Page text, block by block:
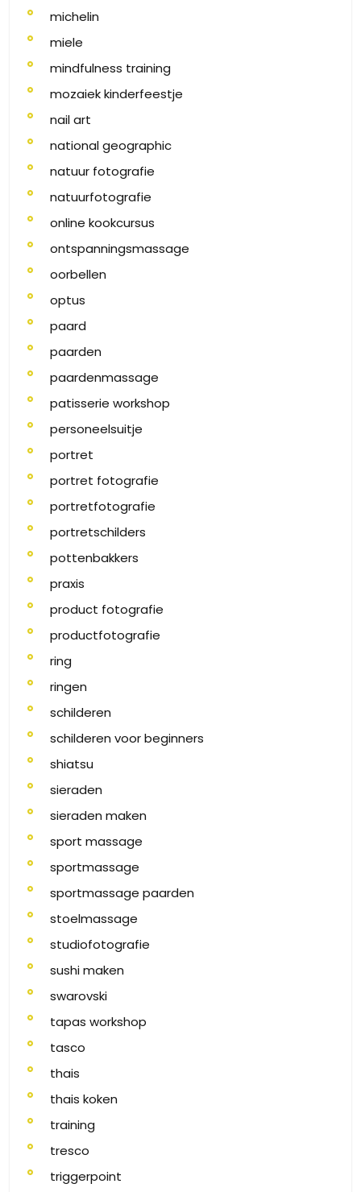
michelin
miele
mindfulness training
mozaiek kinderfeestje
nail art
national geographic
natuur fotografie
natuurfotografie
online kookcursus
ontspanningsmassage
oorbellen
optus
paard
paarden
paardenmassage
patisserie workshop
personeelsuitje
portret
portret fotografie
portretfotografie
portretschilders
pottenbakkers
praxis
product fotografie
productfotografie
ring
ringen
schilderen
schilderen voor beginners
shiatsu
sieraden
sieraden maken
sport massage
sportmassage
sportmassage paarden
stoelmassage
studiofotografie
sushi maken
swarovski
tapas workshop
tasco
thais
thais koken
training
tresco
triggerpoint